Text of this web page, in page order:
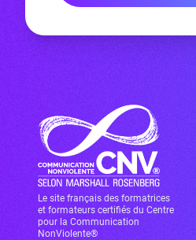
Le site français des formatrices
et formateurs certifiés du Centre
pour la Communication
NonViolente®